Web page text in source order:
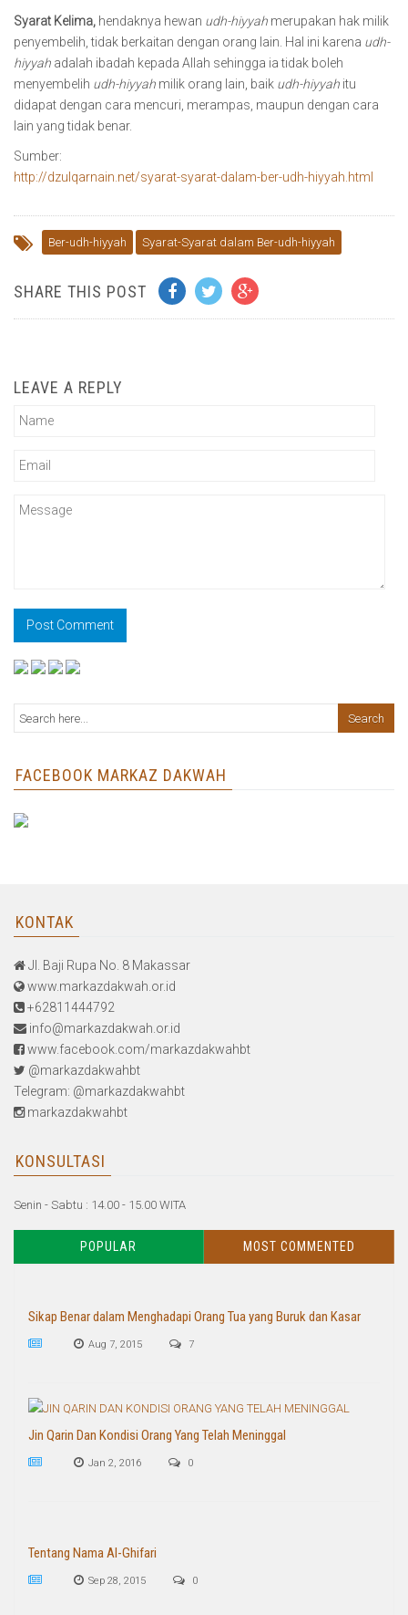
Syarat Kelima, hendaknya hewan udh-hiyyah merupakan hak milik
penyembelih, tidak berkaitan dengan orang lain. Hal ini karena udh-
hiyyah adalah ibadah kepada Allah sehingga ia tidak boleh
menyembelih udh-hiyyah milik orang lain, baik udh-hiyyah itu
didapat dengan cara mencuri, merampas, maupun dengan cara
lain yang tidak benar.
Sumber:
http://dzulqarnain.net/syarat-syarat-dalam-ber-udh-hiyyah.html
Ber-udh-hiyyah Syarat-Syarat dalam Ber-udh-hiyyah
SHARE THIS POST
LEAVE A REPLY
FACEBOOK MARKAZ DAKWAH
KONTAK
Jl. Baji Rupa No. 8 Makassar
www.markazdakwah.or.id
+62811444792
info@markazdakwah.or.id
www.facebook.com/markazdakwahbt
@markazdakwahbt
Telegram: @markazdakwahbt
markazdakwahbt
KONSULTASI
Senin - Sabtu : 14.00 - 15.00 WITA
POPULAR MOST COMMENTED
Sikap Benar dalam Menghadapi Orang Tua yang Buruk dan Kasar
Aug 7, 2015 7
Jin Qarin Dan Kondisi Orang Yang Telah Meninggal
Jan 2, 2016 0
Tentang Nama Al-Ghifari
Sep 28, 2015 0